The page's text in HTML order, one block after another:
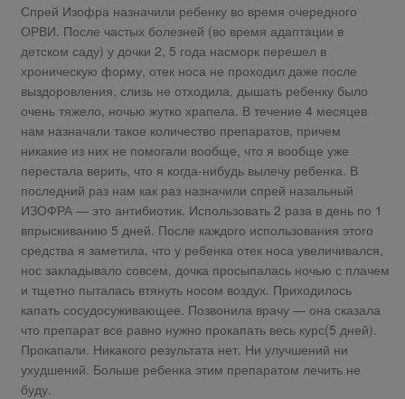
Спрей Изофра назначили ребенку во время очередного
ОРВИ. После частых болезней (во время адаптации в
детском саду) у дочки 2, 5 года насморк перешел в
хроническую форму, отек носа не проходил даже после
выздоровления, слизь не отходила, дышать ребенку было
очень тяжело, ночью жутко храпела. В течение 4 месяцев
нам назначали такое количество препаратов, причем
никакие из них не помогали вообще, что я вообще уже
перестала верить, что я когда-нибудь вылечу ребенка. В
последний раз нам как раз назначили спрей назальный
ИЗОФРА — это антибиотик. Использовать 2 раза в день по 1
впрыскиванию 5 дней. После каждого использования этого
средства я заметила, что у ребенка отек носа увеличивался,
нос закладывало совсем, дочка просыпалась ночью с плачем
и тщетно пыталась втянуть носом воздух. Приходилось
капать сосудосуживающее. Позвонила врачу — она сказала
что препарат все равно нужно прокапать весь курс(5 дней).
Прокапали. Никакого результата нет. Ни улучшений ни
ухудшений. Больше ребенка этим препаратом лечить не
буду.